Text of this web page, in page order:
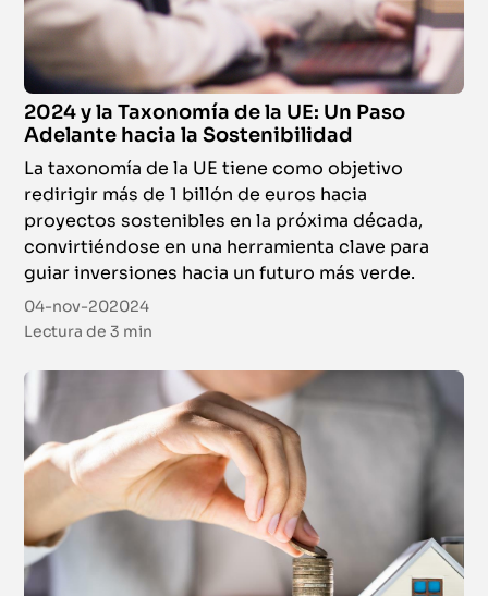
2024 y la Taxonomía de la UE: Un Paso
Adelante hacia la Sostenibilidad
La taxonomía de la UE tiene como objetivo
redirigir más de 1 billón de euros hacia
proyectos sostenibles en la próxima década,
convirtiéndose en una herramienta clave para
guiar inversiones hacia un futuro más verde.
04-nov-202024
Lectura de3 min